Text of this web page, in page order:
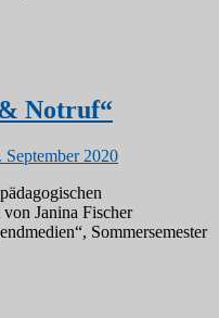
Notruf“
September 2020
Janina Fischer
Sommersemester